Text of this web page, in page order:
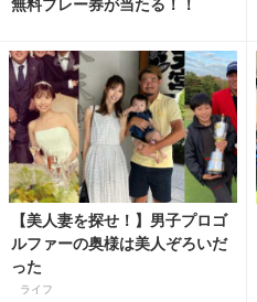
【美人妻を探せ！】男子プロゴ
ルファーの奥様は美人ぞろいだ
った
ライフ